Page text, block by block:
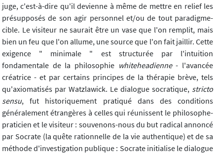
juge, c'est-à-dire qu'il devienne à même de mettre en relief les
présupposés de son agir personnel et/ou de tout paradigme-
cible. Le visiteur ne saurait être un vase que l'on remplit, mais
bien un feu que l'on allume, une source que l'on fait jaillir. Cette
exigence " minimale " est structurée par l'intuition
fondamentale de la philosophie whiteheadienne- l'avancée
créatrice - et par certains principes de la thérapie brève, tels
qu'axiomatisés par Watzlawick. Le dialogue socratique, stricto
sensu, fut historiquement pratiqué dans des conditions
généralement étrangères à celles qui réunissent le philosophe-
praticien et le visiteur : souvenons-nous du but radical annoncé
par Socrate (la quête rationnelle de la vie authentique) et de sa
méthode d'investigation publique : Socrate initialise le dialogue